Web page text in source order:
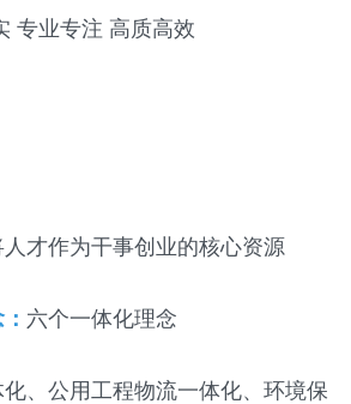
专业专注 高质高效
人才作为干事创业的核心资源
六个一体化理念
、公用工程物流一体化、环境保